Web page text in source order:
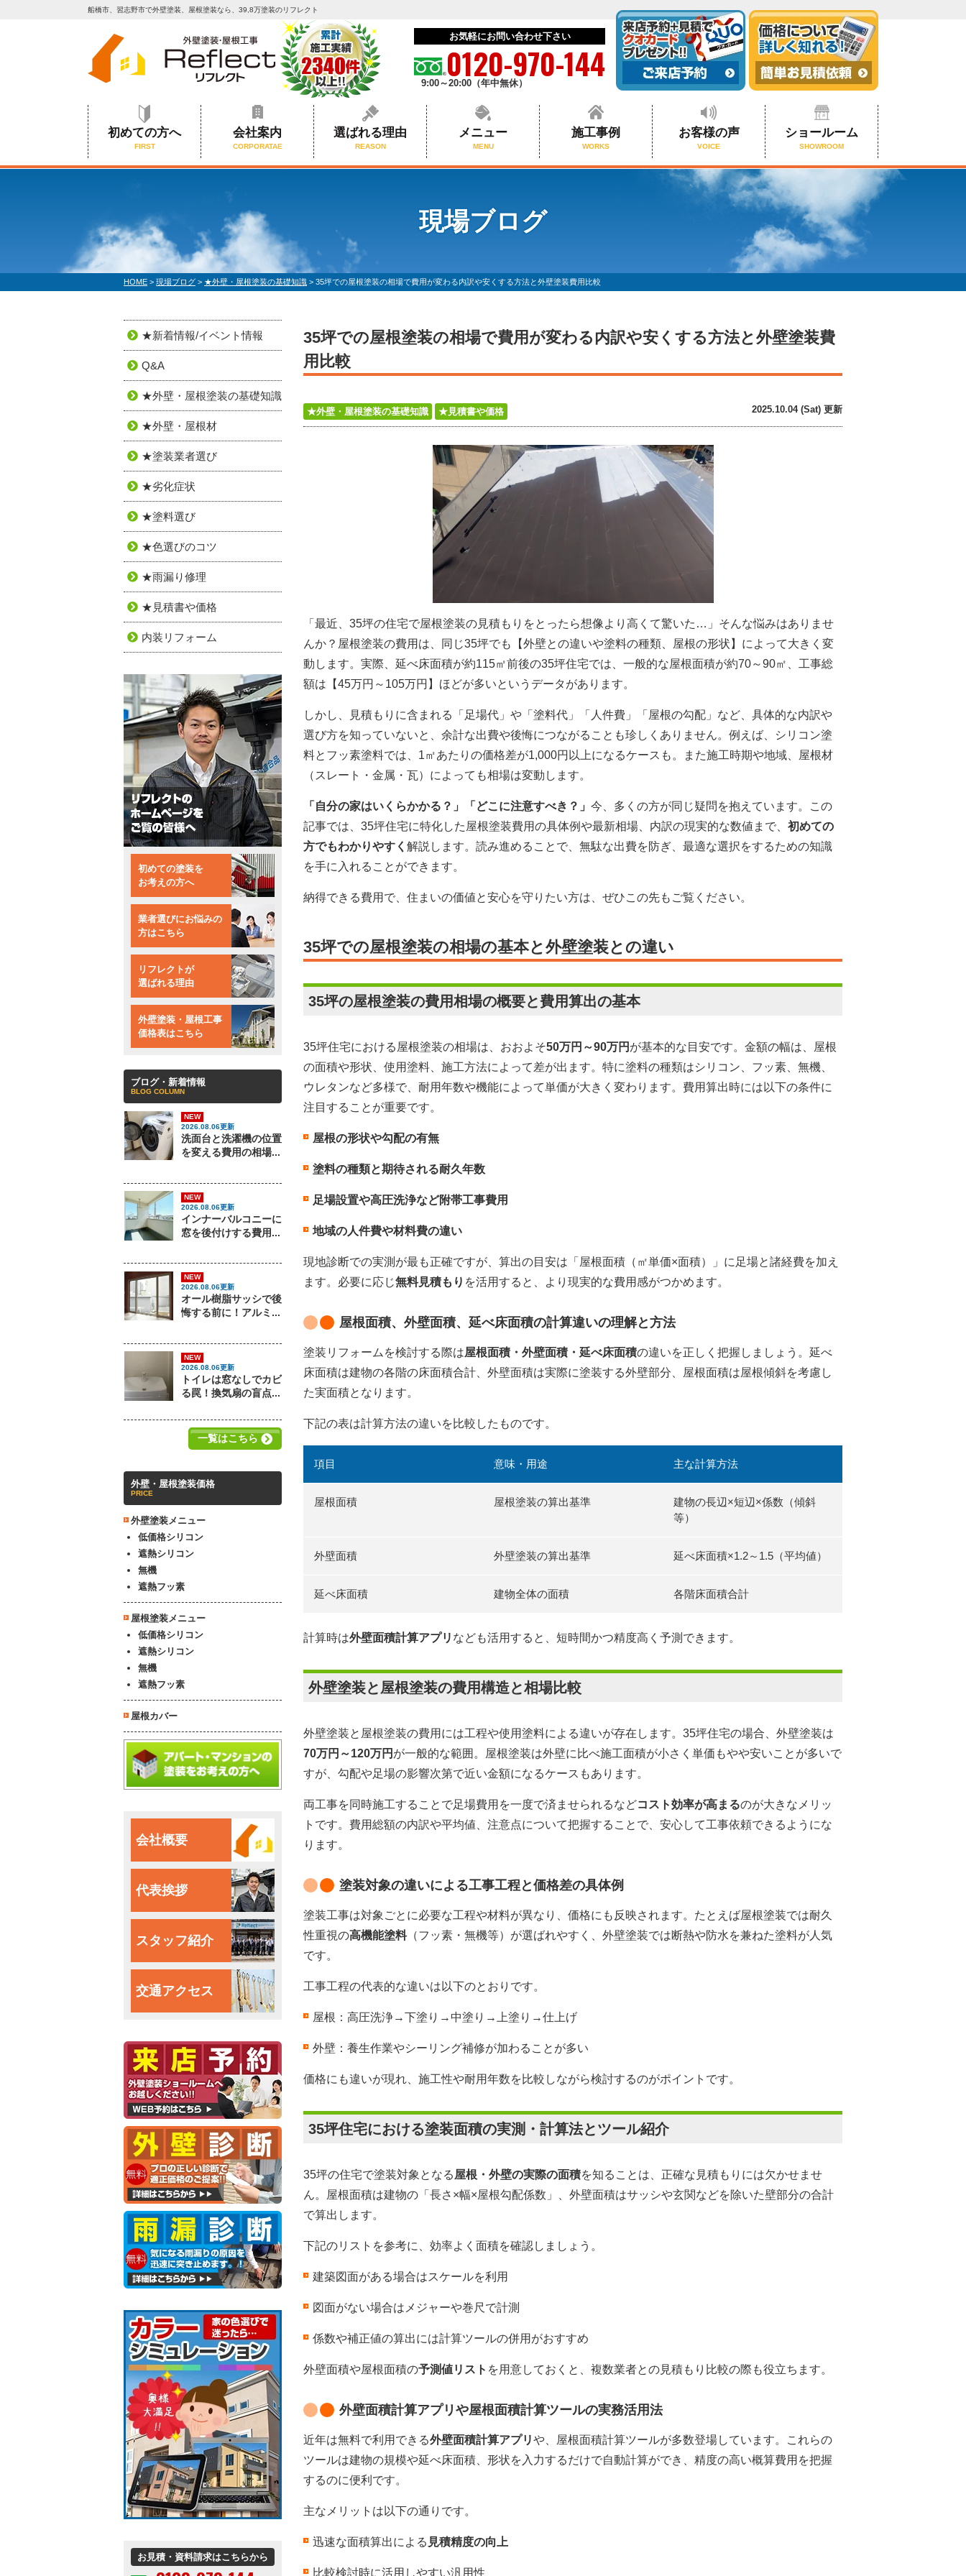
船橋市、習志野市で外壁塗装、屋根塗装なら、39,8万塗装のリフレクト
お気軽にお問い合わせ下さい
0120-970-144
9:00～20:00（年中無休）
初めての方へ
FIRST
会社案内
CORPORATAE
選ばれる理由
REASON
メニュー
MENU
施工事例
WORKS
お客様の声
VOICE
ショールーム
SHOWROOM
現場ブログ
HOME > 現場ブログ > ★外壁・屋根塗装の基礎知識 > 35坪での屋根塗装の相場で費用が変わる内訳や安くする方法と外壁塗装費用比較
35坪での屋根塗装の相場で費用が変わる内訳や安くする方法と外壁塗装費
用比較
★外壁・屋根塗装の基礎知識 ★見積書や価格 2025.10.04 (Sat) 更新
「最近、35坪の住宅で屋根塗装の見積もりをとったら想像より高くて驚いた…」そんな悩みはありませ
んか？屋根塗装の費用は、同じ35坪でも【外壁との違いや塗料の種類、屋根の形状】によって大きく変
動します。実際、延べ床面積が約115㎡前後の35坪住宅では、一般的な屋根面積が約70～90㎡、工事総
額は【45万円～105万円】ほどが多いというデータがあります。
しかし、見積もりに含まれる「足場代」や「塗料代」「人件費」「屋根の勾配」など、具体的な内訳や
選び方を知っていないと、余計な出費や後悔につながることも珍しくありません。例えば、シリコン塗
料とフッ素塗料では、1㎡あたりの価格差が1,000円以上になるケースも。また施工時期や地域、屋根材
（スレート・金属・瓦）によっても相場は変動します。
「自分の家はいくらかかる？」「どこに注意すべき？」 今、多くの方が同じ疑問を抱えています。この
記事では、35坪住宅に特化した屋根塗装費用の具体例や最新相場、内訳の現実的な数値まで、 初めての
方でもわかりやすく 解説します。読み進めることで、無駄な出費を防ぎ、最適な選択をするための知識
を手に入れることができます。
納得できる費用で、住まいの価値と安心を守りたい方は、ぜひこの先もご覧ください。
35坪での屋根塗装の相場の基本と外壁塗装との違い
35坪の屋根塗装の費用相場の概要と費用算出の基本
35坪住宅における屋根塗装の相場は、おおよそ50万円～90万円 が基本的な目安です。金額の幅は、屋根
の面積や形状、使用塗料、施工方法によって差が出ます。特に塗料の種類はシリコン、フッ素、無機、
ウレタンなど多様で、耐用年数や機能によって単価が大きく変わります。費用算出時には以下の条件に
注目することが重要です。
屋根の形状や勾配の有無
塗料の種類と期待される耐久年数
足場設置や高圧洗浄など附帯工事費用
地域の人件費や材料費の違い
現地診断での実測が最も正確ですが、算出の目安は「屋根面積（㎡単価×面積）」に足場と諸経費を加え
ます。必要に応じ無料見積もり を活用すると、より現実的な費用感がつかめます。
屋根面積、外壁面積、延べ床面積の計算違いの理解と方法
塗装リフォームを検討する際は屋根面積・外壁面積・延べ床面積の違いを正しく把握しましょう。延べ
床面積は建物の各階の床面積合計、外壁面積は実際に塗装する外壁部分、屋根面積は屋根傾斜を考慮し
た実面積となります。
下記の表は計算方法の違いを比較したものです。
項目 意味・用途 主な計算方法
屋根面積 屋根塗装の算出基準
建物の長辺×短辺×係数（傾斜
等）
外壁面積 外壁塗装の算出基準 延べ床面積×1.2～1.5（平均値）
延べ床面積 建物全体の面積 各階床面積合計
計算時は外壁面積計算アプリ なども活用すると、短時間かつ精度高く予測できます。
外壁塗装と屋根塗装の費用構造と相場比較
外壁塗装と屋根塗装の費用には工程や使用塗料による違いが存在します。35坪住宅の場合、外壁塗装は
70万円～120万円 が一般的な範囲。屋根塗装は外壁に比べ施工面積が小さく単価もやや安いことが多いで
すが、勾配や足場の影響次第で近い金額になるケースもあります。
両工事を同時施工することで足場費用を一度で済ませられるなどコスト効率が高まるのが大きなメリッ
トです。費用総額の内訳や平均値、注意点について把握することで、安心して工事依頼できるようにな
ります。
塗装対象の違いによる工事工程と価格差の具体例
塗装工事は対象ごとに必要な工程や材料が異なり、価格にも反映されます。たとえば屋根塗装では耐久
性重視の高機能塗料（フッ素・無機等）が選ばれやすく、外壁塗装では断熱や防水を兼ねた塗料が人気
です。
工事工程の代表的な違いは以下のとおりです。
屋根：高圧洗浄→下塗り→中塗り→上塗り→仕上げ
外壁：養生作業やシーリング補修が加わることが多い
価格にも違いが現れ、施工性や耐用年数を比較しながら検討するのがポイントです。
35坪住宅における塗装面積の実測・計算法とツール紹介
35坪の住宅で塗装対象となる屋根・外壁の実際の面積を知ることは、正確な見積もりには欠かせませ
ん。屋根面積は建物の「長さ×幅×屋根勾配係数」、外壁面積はサッシや玄関などを除いた壁部分の合計
で算出します。
下記のリストを参考に、効率よく面積を確認しましょう。
建築図面がある場合はスケールを利用
図面がない場合はメジャーや巻尺で計測
係数や補正値の算出には計算ツールの併用がおすすめ
外壁面積や屋根面積の予測値リスト を用意しておくと、複数業者との見積もり比較の際も役立ちます。
外壁面積計算アプリや屋根面積計算ツールの実務活用法
近年は無料で利用できる外壁面積計算アプリや、屋根面積計算ツールが多数登場しています。これらの
ツールは建物の規模や延べ床面積、形状を入力するだけで自動計算ができ、精度の高い概算費用を把握
するのに便利です。
主なメリットは以下の通りです。
迅速な面積算出による 見積精度の向上
比較検討時に活用しやすい汎用性
★新着情報/イベント情報
Q&A
★外壁・屋根塗装の基礎知識
★外壁・屋根材
★塗装業者選び
★劣化症状
★塗料選び
★色選びのコツ
★雨漏り修理
★見積書や価格
内装リフォーム
初めての塗装を
お考えの方へ
業者選びにお悩みの
方はこちら
リフレクトが
選ばれる理由
外壁塗装・屋根工事
価格表はこちら
ブログ・新着情報
BLOG COLUMN
NEW
2026.08.06更新
洗面台と洗濯機の位置
を変える費用の相場...
NEW
2026.08.06更新
インナーバルコニーに
窓を後付けする費用...
NEW
2026.08.06更新
オール樹脂サッシで後
悔する前に！アルミ...
NEW
2026.08.06更新
トイレは窓なしでカビ
る罠！換気扇の盲点...
一覧はこちら
外壁・屋根塗装価格
PRICE
外壁塗装メニュー
低価格シリコン
遮熱シリコン
無機
遮熱フッ素
屋根塗装メニュー
低価格シリコン
遮熱シリコン
無機
遮熱フッ素
屋根カバー
会社概要
代表挨拶
スタッフ紹介
交通アクセス
お見積・資料請求はこちらから